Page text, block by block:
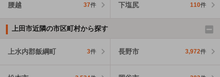
腰越 37件 下塩尻 110件
上田市近隣の市区町村から探す
上水内郡飯綱町 3件 長野市 3,972件